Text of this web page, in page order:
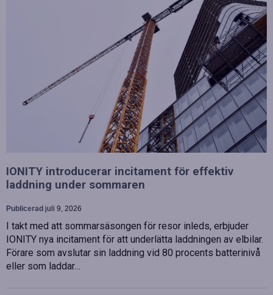
IONITY introducerar incitament för effektiv
laddning under sommaren
Publicerad juli 9, 2026
I takt med att sommarsäsongen för resor inleds, erbjuder
IONITY nya incitament för att underlätta laddningen av elbilar.
Förare som avslutar sin laddning vid 80 procents batterinivå
eller som laddar…